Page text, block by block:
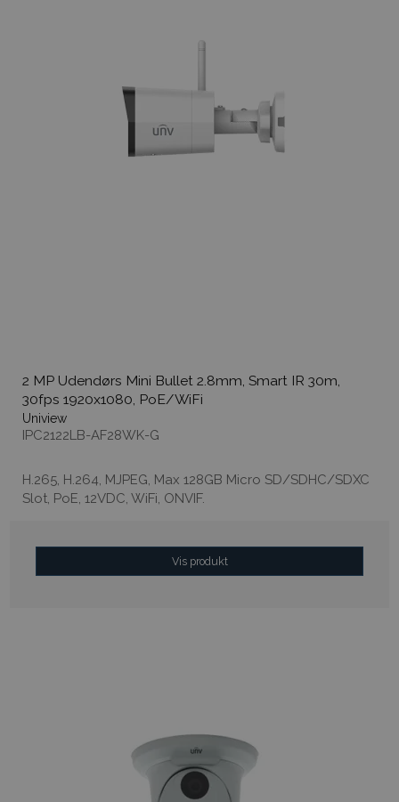
2 MP Udendørs Mini Bullet 2.8mm, Smart IR 30m,
30fps 1920x1080, PoE/WiFi
Uniview
IPC2122LB-AF28WK-G
H.265, H.264, MJPEG, Max 128GB Micro SD/SDHC/SDXC
Slot, PoE, 12VDC, WiFi, ONVIF.
Vis produkt